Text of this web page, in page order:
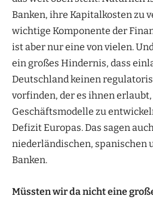
Banken, ihre Kapitalkosten zu
wichtige Komponente der
ist aber nur eine von vielen.
ein großes Hindernis, dass
Deutschland keinen
vorfinden, der es ihnen
Geschäftsmodelle zu
Defizit Europas. Das sagen
niederländischen, spanischen
Banken.
Müssten wir da nicht eine